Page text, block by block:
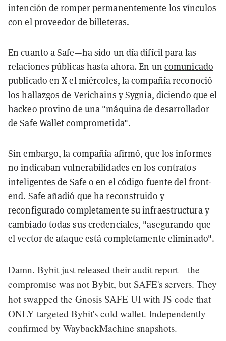
intención de romper permanentemente los vínculos
con el proveedor de billeteras.
En cuanto a Safe—ha sido un día difícil para las
relaciones públicas hasta ahora. En un comunicado
publicado en X el miércoles, la compañía reconoció
los hallazgos de Verichains y Sygnia, diciendo que el
hackeo provino de una "máquina de desarrollador
de Safe Wallet comprometida".
Sin embargo, la compañía afirmó, que los informes
no indicaban vulnerabilidades en los contratos
inteligentes de Safe o en el código fuente del front-
end. Safe añadió que ha reconstruido y
reconfigurado completamente su infraestructura y
cambiado todas sus credenciales, "asegurando que
el vector de ataque está completamente eliminado".
Damn. Bybit just released their audit report—the
compromise was not Bybit, but SAFE's servers. They
hot swapped the Gnosis SAFE UI with JS code that
ONLY targeted Bybit's cold wallet. Independently
confirmed by WaybackMachine snapshots.